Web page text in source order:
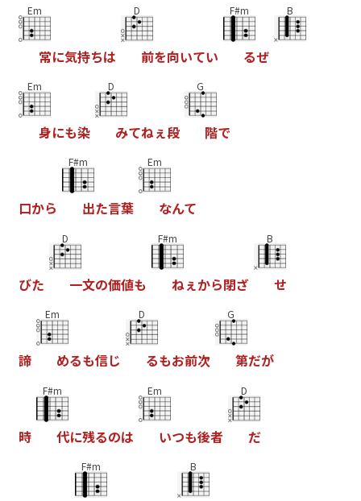
Em
常に気持ちは
D
前を向いてい
F#m
るぜ
B
Em
身にも染
D
みてねぇ段
G
階で
口から
F#m
出た言葉
Em
なんて
びた
D
一文の価値も
F#m
ねぇ から閉ざ
B
せ
諦
Em
めるも信じ
D
るもお前次
G
第だが
時
F#m
代に残るのは
Em
いつも後者
D
だ
F#m B